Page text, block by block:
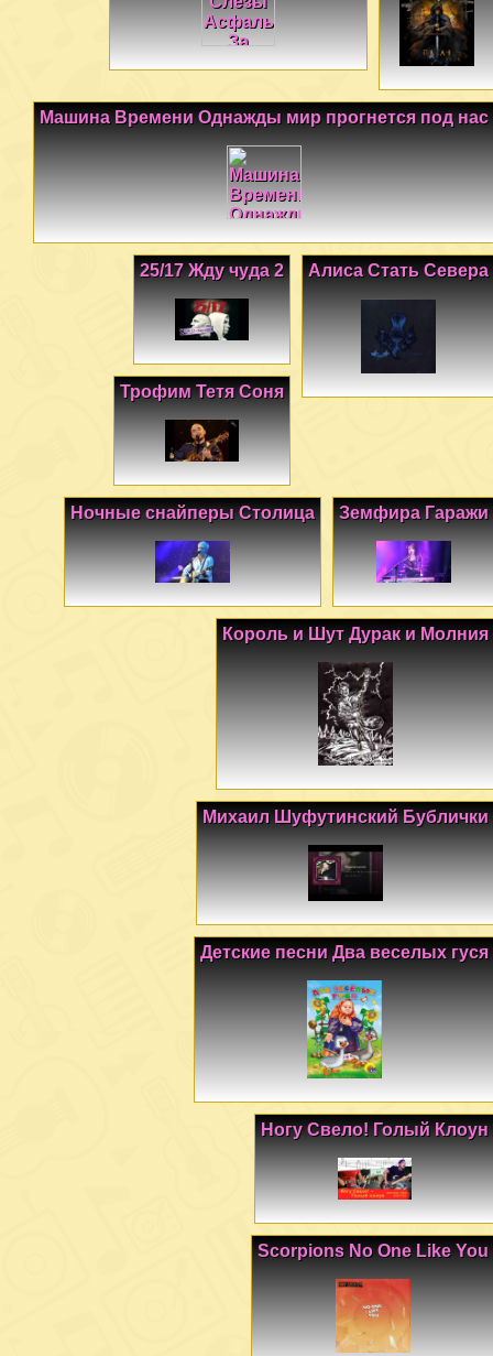
Машина Времени Однажды мир прогнется под нас
Алиса Стать Севера
25/17 Жду чуда 2
Трофим Тетя Соня
Земфира Гаражи
Ночные снайперы Столица
Король и Шут Дурак и Молния
Михаил Шуфутинский Бублички
Детские песни Два веселых гуся
Ногу Свело! Голый Клоун
Scorpions No One Like You